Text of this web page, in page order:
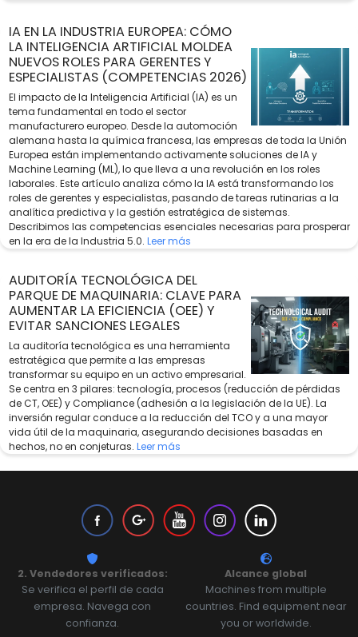
IA EN LA INDUSTRIA EUROPEA: CÓMO
LA INTELIGENCIA ARTIFICIAL MOLDEA
NUEVOS ROLES PARA GERENTES Y
ESPECIALISTAS (COMPETENCIAS 2026)
El impacto de la Inteligencia Artificial (IA) es un
tema fundamental en todo el sector
manufacturero europeo. Desde la automoción
alemana hasta la química francesa, las empresas de toda la Unión
Europea están implementando activamente soluciones de IA y
Machine Learning (ML), lo que lleva a una revolución en los roles
laborales. Este artículo analiza cómo la IA está transformando los
roles de gerentes y especialistas, pasando de tareas rutinarias a la
analítica predictiva y la gestión estratégica de sistemas.
Describimos las competencias esenciales necesarias para prosperar
en la era de la Industria 5.0. Leer más
AUDITORÍA TECNOLÓGICA DEL
PARQUE DE MAQUINARIA: CLAVE PARA
AUMENTAR LA EFICIENCIA (OEE) Y
EVITAR SANCIONES LEGALES
La auditoría tecnológica es una herramienta
estratégica que permite a las empresas
transformar su equipo en un activo empresarial.
Se centra en 3 pilares: tecnología, procesos (reducción de pérdidas
de CT, OEE) y Compliance (adhesión a la legislación de la UE). La
inversión regular conduce a la reducción del TCO y a una mayor
vida útil de la maquinaria, asegurando decisiones basadas en
hechos, no en conjeturas. Leer más
2. Vendedores verificados:
Se verifica el perfil de cada
empresa. Navega con
confianza.
Alcance global
Machines from multiple
countries. Find equipment near
you or worldwide.